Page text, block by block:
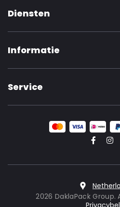
Diensten
Informatie
Service
2026 DaklaPack Group.